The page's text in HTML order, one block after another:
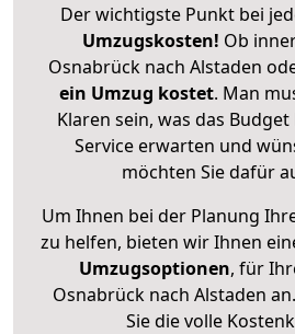
Der wichtigste Punkt bei
Umzugskosten! Ob
Osnabrück nach Alstaden
ein Umzug kostet. Man
Klaren sein, was das
Service erwarten und
möchten Sie dafür
Um Ihnen bei der Planung
zu helfen, bieten wir Ihnen
Umzugsoptionen, für
Osnabrück nach Alstaden
Sie die volle